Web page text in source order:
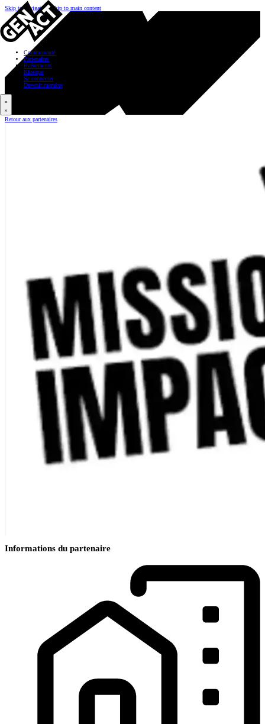
Skip to navigation Skip to main content
Communauté
Partenaires
Événements
Kiosque
Se connecter
Devenir membre
Retour aux partenaires
Informations du partenaire